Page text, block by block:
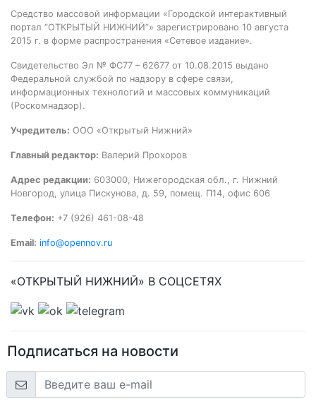
Средство массовой информации «Городской интерактивный
портал “ОТКРЫТЫЙ НИЖНИЙ”» зарегистрировано 10 августа
2015 г. в форме распространения «Сетевое издание».
Свидетельство Эл № ФС77 – 62677 от 10.08.2015 выдано
Федеральной службой по надзору в сфере связи,
информационных технологий и массовых коммуникаций
(Роскомнадзор).
Учредитель: ООО «Открытый Нижний»
Главный редактор: Валерий Прохоров
Адрес редакции: 603000, Нижегородская обл., г. Нижний
Новгород, улица Пискунова, д. 59, помещ. П14, офис 606
Телефон: +7 (926) 461-08-48
Email: info@opennov.ru
«ОТКРЫТЫЙ НИЖНИЙ» В СОЦСЕТЯХ
Подписаться на новости